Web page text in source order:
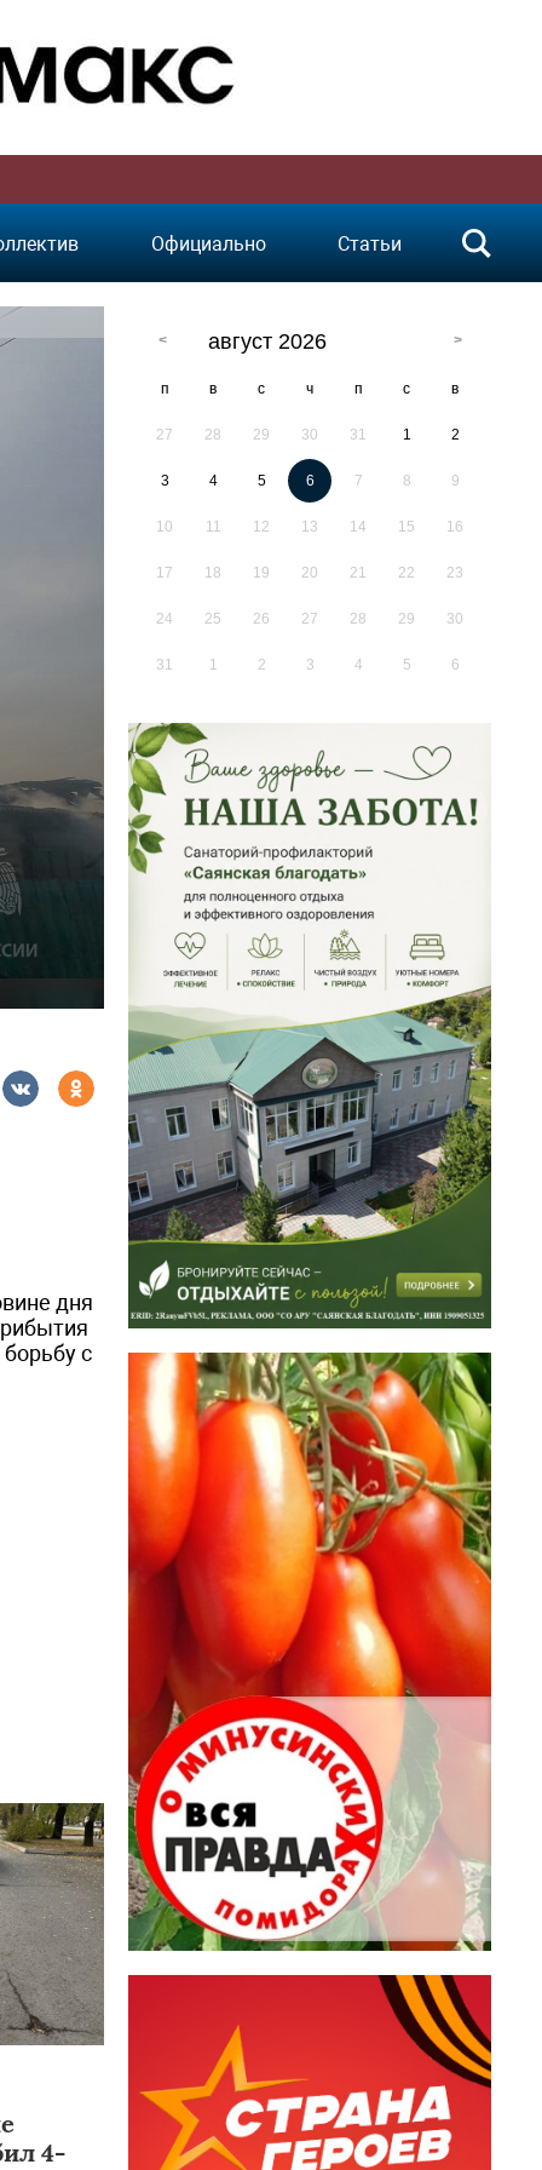
Официально Статьи
дня
с
4-
август 2026
п в с ч п с в
27 28 29 30 31 1 2
3 4 5 6 7 8 9
10 11 12 13 14 15 16
17 18 19 20 21 22 23
24 25 26 27 28 29 30
31 1 2 3 4 5 6